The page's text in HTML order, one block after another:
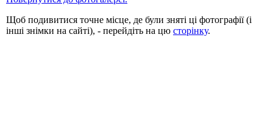
Щоб подивитися точне місце, де були зняті ці фотографії (і
інші знімки на сайті), - перейдіть на цю сторінку.